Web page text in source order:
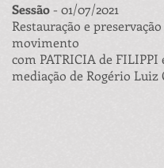
Sessão- 01/07/2021
Restauração e
movimento
com PATRICIA de FILIPPI
mediação de Rogério Luiz